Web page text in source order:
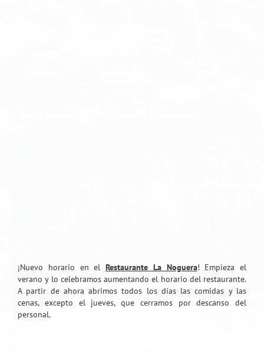
¡Nuevo horario en el Restaurante La Noguera! Empieza el
verano y lo celebramos aumentando el horario del restaurante.
A partir de ahora abrimos todos los días las comidas y las
cenas, excepto el jueves, que cerramos por descanso del
personal.